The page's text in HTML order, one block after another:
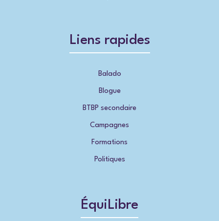
Liens rapides
Balado
Blogue
BTBP secondaire
Campagnes
Formations
Politiques
ÉquiLibre